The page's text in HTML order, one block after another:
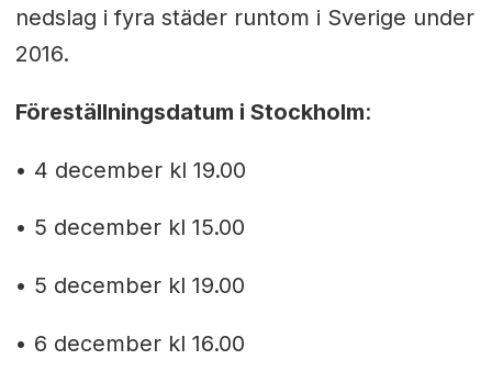
nedslag i fyra städer runtom i Sverige under
2016.
Föreställningsdatum i Stockholm:
• 4 december kl 19.00
• 5 december kl 15.00
• 5 december kl 19.00
• 6 december kl 16.00